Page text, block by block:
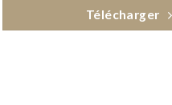
Télécharger